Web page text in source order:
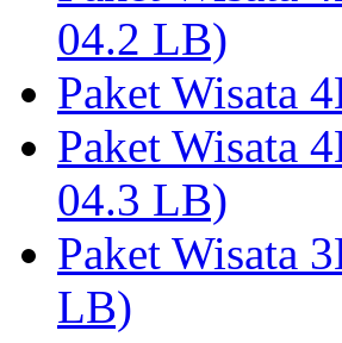
04.2 LB)
Paket Wisata
Paket Wisata
04.3 LB)
Paket Wisata
LB)